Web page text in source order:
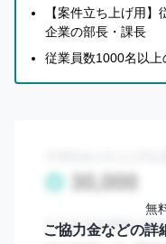
【案件立ち上げ用
企業の部長・課長
従業員数1000名以
無
ご協力金などの詳